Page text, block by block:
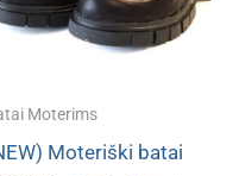
Moterims
Moteriški batai